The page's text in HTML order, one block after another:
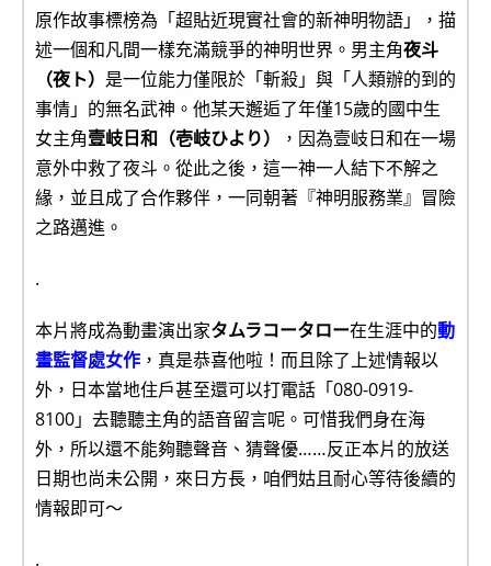
原作故事標榜為「超貼近現實社會的新神明物語」，描
述一個和凡間一樣充滿競爭的神明世界。男主角夜斗
（夜ト） 是一位能力僅限於「斬殺」與「人類辦的到的
事情」的無名武神。他某天邂逅了年僅15歲的國中生
女主角壹岐日和（壱岐ひより）
，因為壹岐日和在一場
意外中救了夜斗。從此之後，這一神一人結下不解之
緣，並且成了合作夥伴，一同朝著『神明服務業』冒險
之路邁進。
.
本片將成為動畫演出家タムラコータロー在生涯中的動
畫監督處女作 ，真是恭喜他啦！而且除了上述情報以
外，日本當地住戶甚至還可以打電話「080-0919-
8100」去聽聽主角的語音留言呢。可惜我們身在海
外，所以還不能夠聽聲音、猜聲優……反正本片的放送
日期也尚未公開，來日方長，咱們姑且耐心等待後續的
情報即可～
.